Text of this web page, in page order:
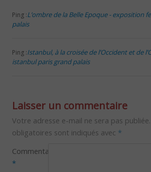
Ping :L’ombre de la Belle Epoque - exposition
palais
Ping :Istanbul, à la croisée de l’Occident et de
istanbul paris grand palais
Laisser un commentaire
Votre adresse e-mail ne sera pas publiée.
obligatoires sont indiqués avec *
Commentaire
*